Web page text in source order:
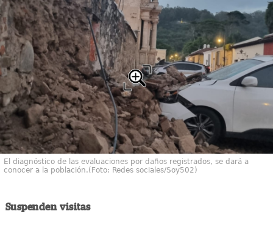
El diagnóstico de las evaluaciones por daños registrados, se dará a
conocer a la población.(Foto: Redes sociales/Soy502)
Suspenden visitas